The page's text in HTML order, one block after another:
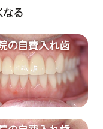
なる